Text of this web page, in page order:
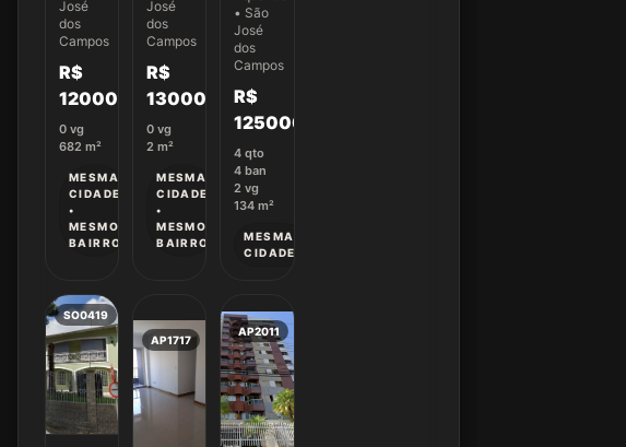
cond.
Jardins
Das
Nações
Maldivas
lote
188 -
Stemmi
Ativos
José
dos
Campos
R$
12000000
0 vg
682 m²
MESMA
CIDADE
•
MESMO
BAIRRO
o
Projeto
já
aprovado
José
dos
Campos
R$
13000000
0 vg
2 m²
MESMA
CIDADE
•
MESMO
BAIRRO
Venda
Exclusiva!
• São
José
dos
Campos
R$
1250000
4 qto
4 ban
2 vg
134 m²
MESMA
CIDADE
SO0419
AP1717
AP2011